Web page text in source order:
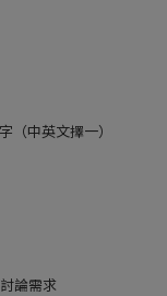
（中英文擇一）
論需求